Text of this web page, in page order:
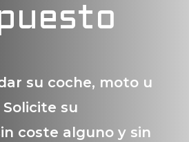
su coche, moto u
Solicite su
coste alguno y sin